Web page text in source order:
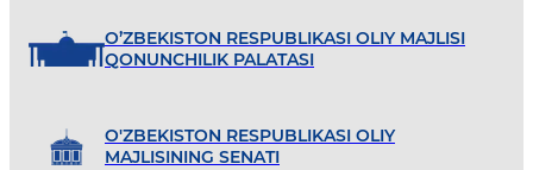
O’ZBEKISTON RESPUBLIKASI OLIY MAJLISI
QONUNCHILIK PALATASI
O'ZBEKISTON RESPUBLIKASI OLIY
MAJLISINING SENATI